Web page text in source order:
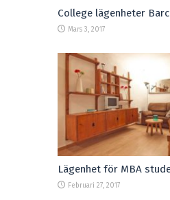
College lägenheter
Mars 3, 2017
Lägenhet för MBA
Februari 27, 2017